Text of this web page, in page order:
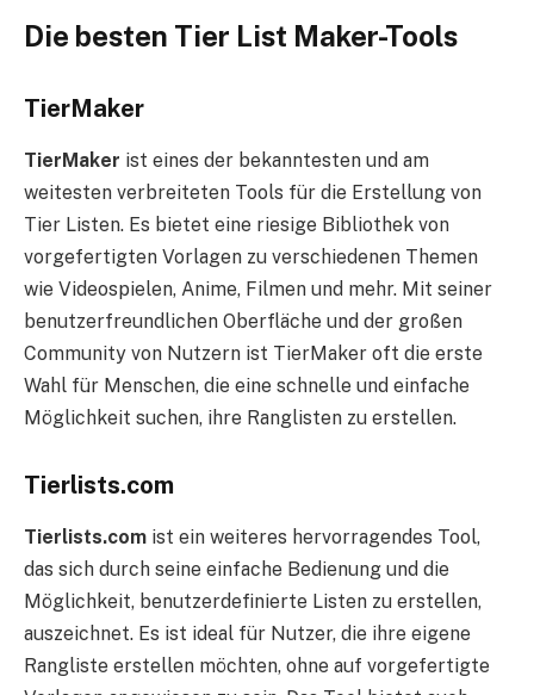
Die besten Tier List Maker-Tools
TierMaker
TierMaker ist eines der bekanntesten und am
weitesten verbreiteten Tools für die Erstellung von
Tier Listen. Es bietet eine riesige Bibliothek von
vorgefertigten Vorlagen zu verschiedenen Themen
wie Videospielen, Anime, Filmen und mehr. Mit seiner
benutzerfreundlichen Oberfläche und der großen
Community von Nutzern ist TierMaker oft die erste
Wahl für Menschen, die eine schnelle und einfache
Möglichkeit suchen, ihre Ranglisten zu erstellen.
Tierlists.com
Tierlists.com ist ein weiteres hervorragendes Tool,
das sich durch seine einfache Bedienung und die
Möglichkeit, benutzerdefinierte Listen zu erstellen,
auszeichnet. Es ist ideal für Nutzer, die ihre eigene
Rangliste erstellen möchten, ohne auf vorgefertigte